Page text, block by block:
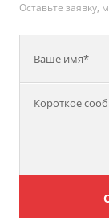
Оставьте заявку,
Ваше имя*